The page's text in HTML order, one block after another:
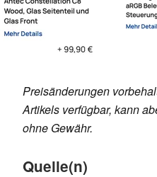
Preisänderungen
Artikels verfügbar, kann
ohne Gewähr.
Quelle(n)